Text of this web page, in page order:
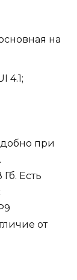
на
4.1;
при
Есть
от